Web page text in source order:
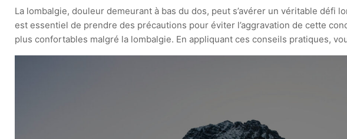
La lombalgie, douleur demeurant à bas du dos, peut s’avérer un véritable
est essentiel de prendre des précautions pour éviter l’aggravation de cette
plus confortables malgré la lombalgie. En appliquant ces conseils pratiques,